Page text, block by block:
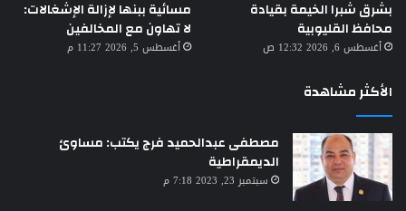
بشرق شبرا الخيمة بقيادة
محافظ القليوبية
أغسطس 6, 2026 12:32 ص
مسائية ببنها لإزالة الإشغالات:
لا تهاون مع المخالفين
أغسطس 5, 2026 11:27 م
الأكثر مشاهدة
مصطفى عبدالحميد فرج يكتب: مساوئ
الديمقراطية
سبتمبر 23, 2023 7:18 م